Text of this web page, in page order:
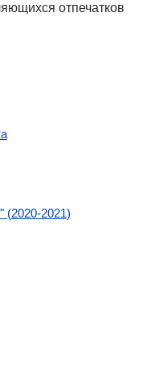
отпечатков
(2020-2021)